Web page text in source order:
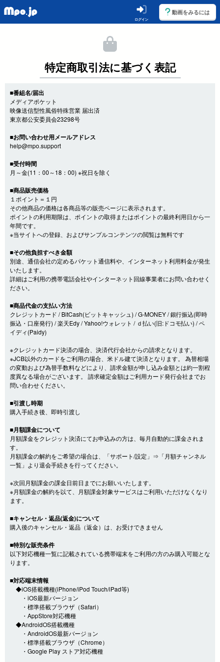
ログイン
動画をみるには
特定商取引法に基づく表記
■番組名/届出
メディアポケット
映像送信型性風俗特殊営業 届出済
東京都公安委員会23298号
■お問い合わせ用メールアドレス
help@mpo.support
■受付時間
月～金(11：00～18：00) ※祝日を除く
■商品販売価格
１ポイント＝１円
その他商品の価格は各商品等の販売ページに表示されます。
ポイントの利用期限は、ポイントの取得またはポイントの最終利用日から一
年間です。
※当サイトへの登録、およびサンプルコンテンツの閲覧は無料です
■その他負担すべき金額
別途、通信会社の定めるパケット通信料や、インターネット利用料金が発生
いたします。
詳細はご利用の携帯電話会社やインターネット回線事業者にお問い合わせく
ださい。
■商品代金の支払い方法
クレジットカード / BitCash(ビットキャッシュ) / G-MONEY / 銀行振込(即時
振込・口座発行) / 楽天Edy / Yahoo!ウォレット / ｄ払い(旧:ドコモ払い) / ペ
イディ(Paidy)
※クレジットカード決済の場合、決済代行会社からの請求となります。
※JCB以外のカードをご利用の場合、米ドル建て決済となります。 為替相場
の変動および為替手数料などにより、請求金額が申し込み金額とは約一割程
度異なる場合がございます。 請求確定金額はご利用カード発行会社までお
問い合わせください。
■引渡し時期
購入手続き後、即時引渡し
■月額課金について
月額課金をクレジット決済にてお申込みの方は、毎月自動的に課金されま
す。
月額課金の解約をご希望の場合は、「サポート/設定」⇒「月額チャンネル
一覧」より退会手続きを行ってください。
※次回月額課金の課金日前日までにお願いいたします。
※月額課金の解約を以て、月額課金対象サービスはご利用いただけなくなり
ます。
■キャンセル・返品(返金)について
購入後のキャンセル・返品（返金）は、お受けできません
■特別な販売条件
以下対応機種一覧に記載されている携帯端末をご利用の方のみ購入可能とな
ります。
■対応端末情報
◆iOS搭載機種(iPhone/iPod Touch/iPad等)
・iOS最新バージョン
・標準搭載ブラウザ（Safari）
・AppStore対応機種
◆AndroidOS搭載機種
・AndroidOS最新バージョン
・標準搭載ブラウザ（Chrome）
・Google Play ストア対応機種